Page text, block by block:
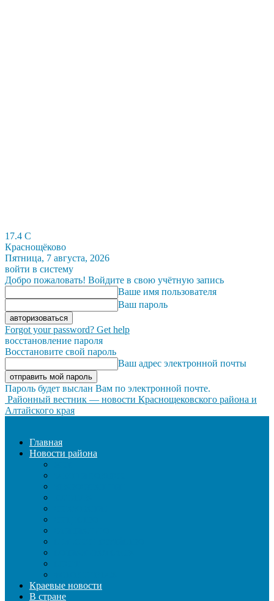
17.4 C
Краснощёково
Пятница, 7 августа, 2026
войти в систему
Добро пожаловать! Войдите в свою учётную запись
Ваше имя пользователя
Ваш пароль
Forgot your password? Get help
восстановление пароля
Восстановите свой пароль
Ваш адрес электронной почты
Пароль будет выслан Вам по электронной почте.
Районный вестник — новости Краснощековского района и
Алтайского края
Главная
Новости района
Краевые новости
В стране